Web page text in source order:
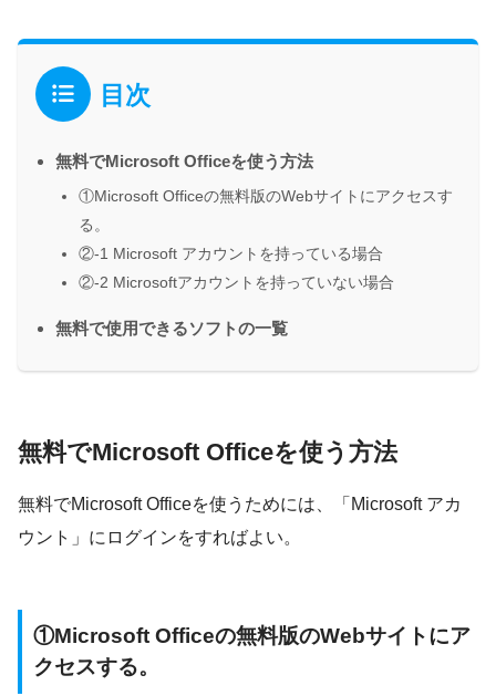
目次
無料でMicrosoft Officeを使う方法
①Microsoft Officeの無料版のWebサイトにアクセスす
る。
②-1 Microsoft アカウントを持っている場合
②-2 Microsoftアカウントを持っていない場合
無料で使用できるソフトの一覧
無料でMicrosoft Officeを使う方法
無料でMicrosoft Officeを使うためには、「Microsoft アカ
ウント」にログインをすればよい。
①Microsoft Officeの無料版のWebサイトにア
クセスする。